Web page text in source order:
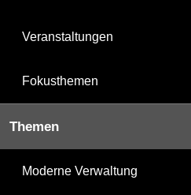
Veranstaltungen
Fokusthemen
Themen
Moderne Verwaltung